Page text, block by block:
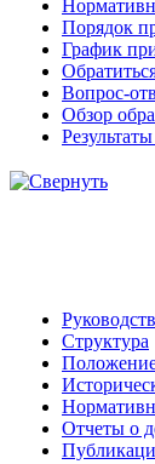
Порядок
График
Вопрос-
Обзор
Структура
Отчеты о